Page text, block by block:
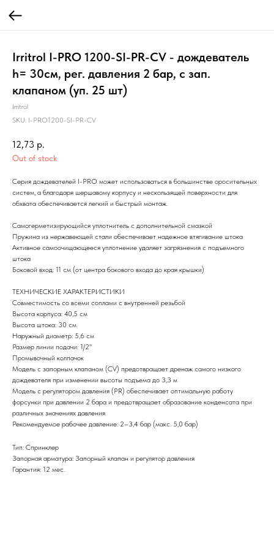
Irritrol I-PRO 1200-SI-PR-CV - дождеватель
h= 30см, рег. давления 2 бар, с зап.
клапаном (уп. 25 шт)
Irritrol
SKU: I-PRO1200-SI-PR-CV
12,73 р.
Out of stock
Cерия дождевателей I-PRO может использоваться в большинстве оросительных
систем, а благодаря шершавому корпусу и нескользящей поверхности для
обхвата обеспечивается легкий и быстрый монтаж.
Самогерметизирующийся уплотнитель с дополнительной смазкой
Пружина из нержавеющей стали обеспечивает надежное втягивание штока
Активное самоочищающееся уплотнение удаляет загрязнения с подъемного
штока
Боковой вход: 11 см (от центра бокового входа до края крышки)
ТЕХНИЧЕСКИЕ ХАРАКТЕРИСТИКИ
Совместимость со всеми соплами с внутренней резьбой
Высота корпуса: 40,5 см
Высота штока: 30 см
Наружный диаметр: 5,6 см
Размер линии подачи: 1/2"
Промывочный колпачок
Модель с запорным клапаном (CV) предотвращает дренаж самого низкого
дождевателя при изменении высоты подъема до 3,3 м
Модель с регулятором давления (PR) обеспечивает оптимальную работу
форсунки при давлении 2 бара и предотвращает образование конденсата при
различных значениях давления
Рекомендуемое рабочее давление: 2–3,4 бар (макс. 5,0 бар)
Тип: Спринклер
Запорная арматура: Запорный клапан и регулятор давления
Гарантия: 12 мес.